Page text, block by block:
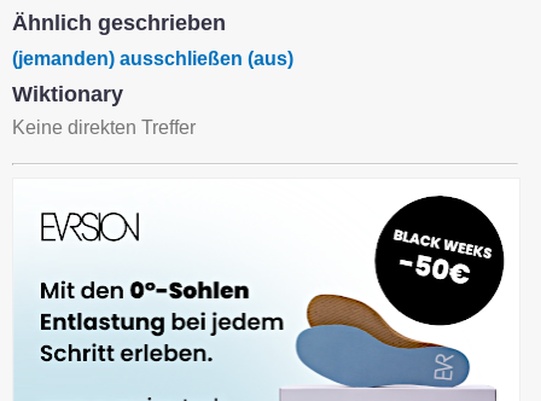
Ähnlich geschrieben
(jemanden) ausschließen (aus)
Wiktionary
Keine direkten Treffer